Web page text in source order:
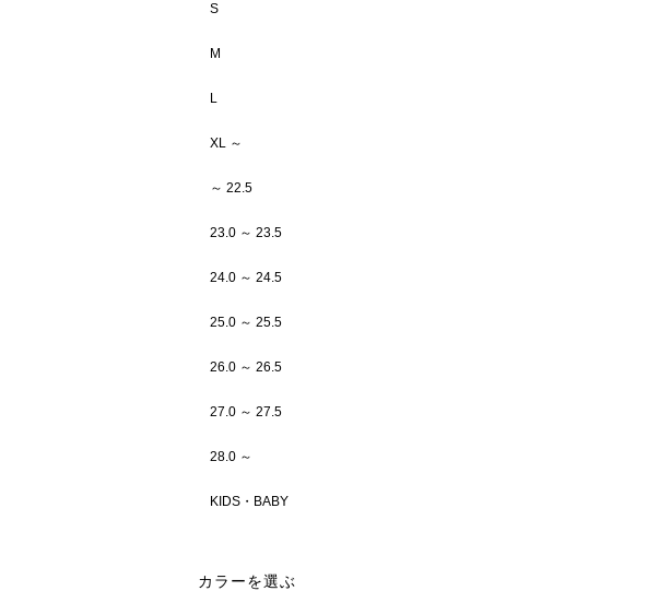
S
M
L
XL ～
～ 22.5
23.0 ～ 23.5
24.0 ～ 24.5
25.0 ～ 25.5
26.0 ～ 26.5
27.0 ～ 27.5
28.0 ～
KIDS・BABY
カラーを選ぶ